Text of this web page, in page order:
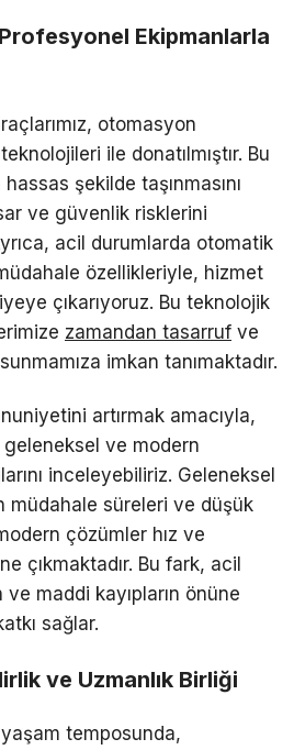
Ekipmanlarla
otomasyon
ile donatılmıştır. Bu
şekilde taşınmasını
ve güvenlik risklerini
acil durumlarda otomatik
özellikleriyle, hizmet
çıkarıyoruz. Bu teknolojik
zamandan tasarruf ve
sunmamıza imkan tanımaktadır.
artırmak amacıyla,
geleneksel ve modern
inceleyebiliriz. Geleneksel
müdahale süreleri ve düşük
çözümler hız ve
çıkmaktadır. Bu fark, acil
maddi kayıpların önüne
sağlar.
ve Uzmanlık Birliği
temposunda,